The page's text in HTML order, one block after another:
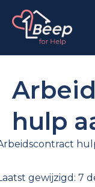
hulp
gewijzigd: 7